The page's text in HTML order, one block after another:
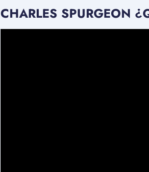
CHARLES SPURGEON